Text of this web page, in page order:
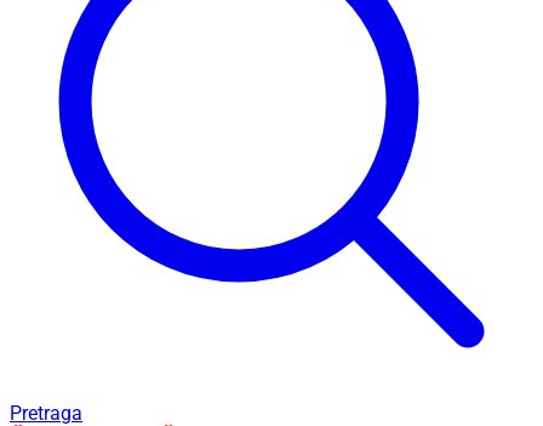
Pretraga